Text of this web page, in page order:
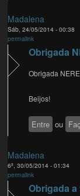
Madalena
Sáb, 24/05/2014 - 00:38
permalink
Obrigada
Obrigada
Beijos!
Entre ou
Madalena
6ª, 30/05/2014 - 01:34
permalink
Obrigada